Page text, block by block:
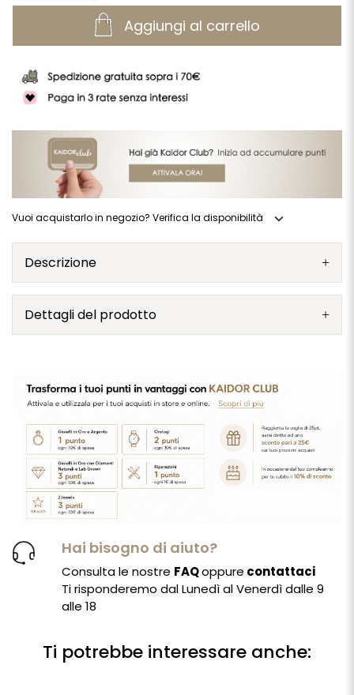
Aggiungi al carrello
Vuoi acquistarlo in negozio? Verifica la disponibilità expand_more
Descrizione
Dettagli del prodotto
Hai bisogno di aiuto?
Consulta le nostre FAQoppure contattaci
Ti risponderemo dal Lunedì al Venerdì dalle 9
alle 18
Ti potrebbe interessare anche: